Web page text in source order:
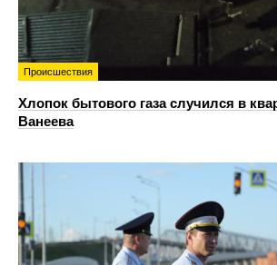
Происшествия
Хлопок бытового газа случился в
Ванеева